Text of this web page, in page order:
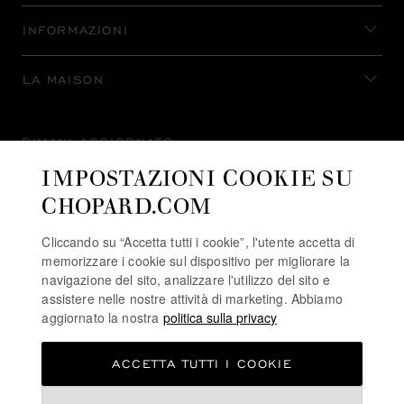
INFORMAZIONI
LA MAISON
RIMANI AGGIORNATO
ISCRIVITI ALLA NEWSLETTER
POLITICA SUI COOKIE
IMPOSTAZIONI COOKIE SU
CHOPARD.COM
Cliccando su “Accetta tutti i cookie”, l'utente accetta di
memorizzare i cookie sul dispositivo per migliorare la
navigazione del sito, analizzare l'utilizzo del sito e
assistere nelle nostre attività di marketing. Abbiamo
aggiornato la nostra politica sulla privacy
ACCETTA TUTTI I COOKIE